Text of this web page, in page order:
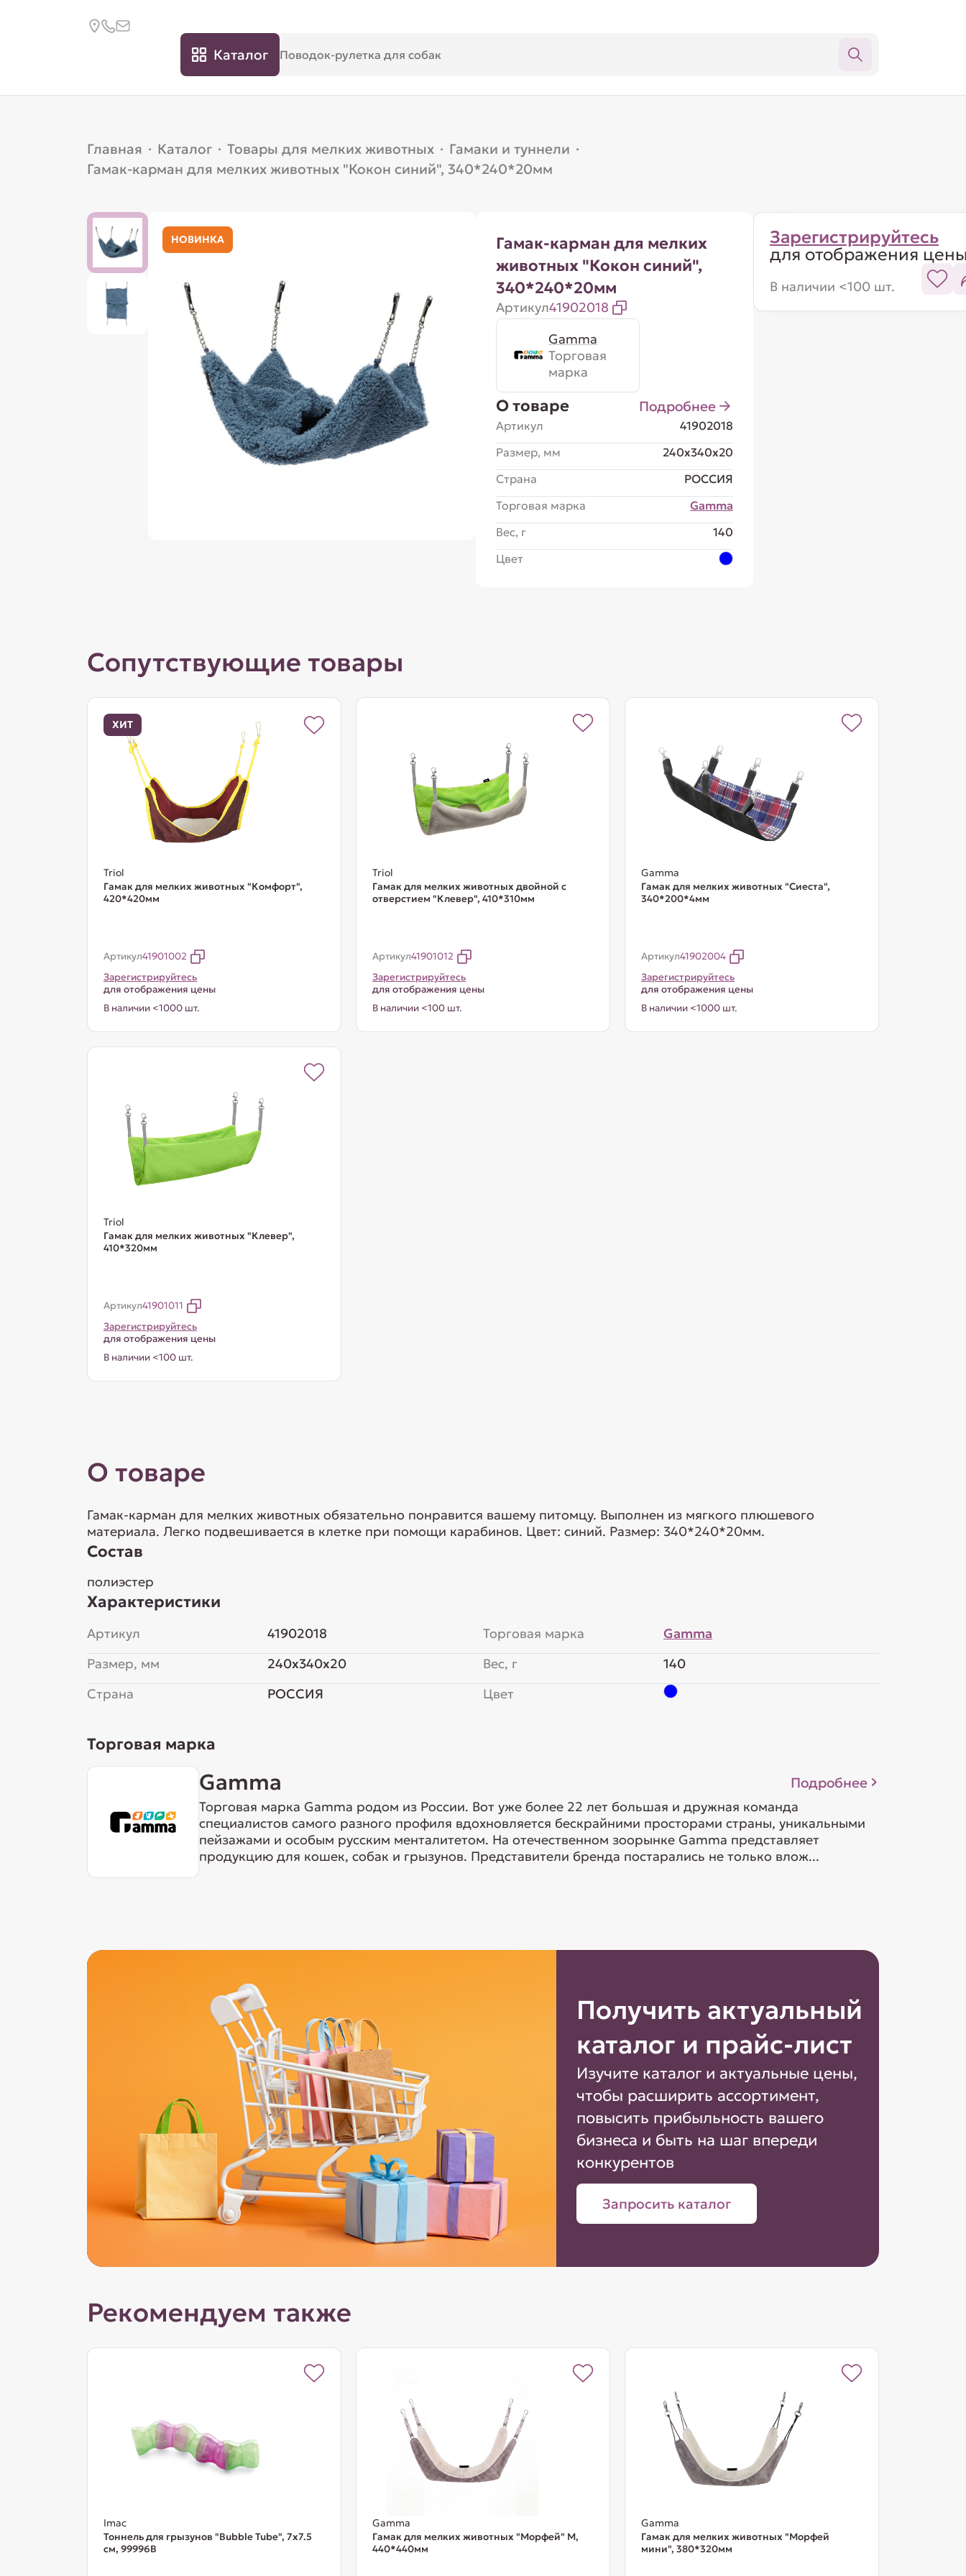
Каталог
Главная · Каталог · Товары для мелких животных · Гамаки и туннели ·
Гамак-карман для мелких животных "Кокон синий", 340*240*20мм
НОВИНКА
Гамак-карман для мелких
животных "Кокон синий",
340*240*20мм
Артикул41902018
Gamma
Торговая
марка
О товаре Подробнее
Артикул
41902018
Размер, мм
240x340x20
Страна
РОССИЯ
Торговая марка
Gamma
Вес, г
140
Цвет
Зарегистрируйтесь
для отображения
В наличии <100 шт.
Сопутствующие товары
ХИТ
Triol
Гамак для мелких животных "Комфорт",
420*420мм
Артикул41901002
Зарегистрируйтесь
для отображения цены
В наличии <1000 шт.
Triol
Гамак для мелких животных двойной с
отверстием "Клевер", 410*310мм
Артикул41901012
Зарегистрируйтесь
для отображения цены
В наличии <100 шт.
Gamma
Гамак для мелких животных "Сиеста",
340*200*4мм
Артикул41902004
Зарегистрируйтесь
для отображения цены
В наличии <1000 шт.
Triol
Гамак для мелких животных "Клевер",
410*320мм
Артикул41901011
Зарегистрируйтесь
для отображения цены
В наличии <100 шт.
О товаре
Гамак-карман для мелких животных обязательно понравится вашему питомцу. Выполнен из мягкого плюшевого
материала. Легко подвешивается в клетке при помощи карабинов. Цвет: синий. Размер: 340*240*20мм.
Состав
полиэстер
Характеристики
Артикул
41902018
Размер, мм
240x340x20
Страна
РОССИЯ
Торговая марка
Gamma
Вес, г
140
Цвет
Торговая марка
Gamma Подробнее
Торговая марка Gamma родом из России. Вот уже более 22 лет большая и дружная команда
специалистов самого разного профиля вдохновляется бескрайними просторами страны, уникальными
пейзажами и особым русским менталитетом. На отечественном зоорынке Gamma представляет
продукцию для кошек, собак и грызунов. Представители бренда постарались не только влож...
Получить актуальный
каталог и прайс-лист
Изучите каталог и актуальные цены,
чтобы расширить ассортимент,
повысить прибыльность вашего
бизнеса и быть на шаг впереди
конкурентов
Запросить каталог
Рекомендуем также
Imac
Тоннель для грызунов "Bubble Tube", 7х7.5
см, 99996В
Gamma
Гамак для мелких животных "Морфей" М,
440*440мм
Gamma
Гамак для мелких животных "Морфей
мини", 380*320мм